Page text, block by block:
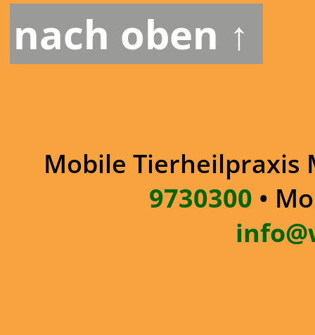
nach oben ↑
Mobile Tierheilpraxis
9730300 •